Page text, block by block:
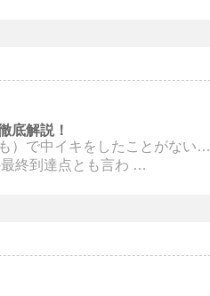
底解説！
）で中イキをしたことがない
終到達点とも言わ …